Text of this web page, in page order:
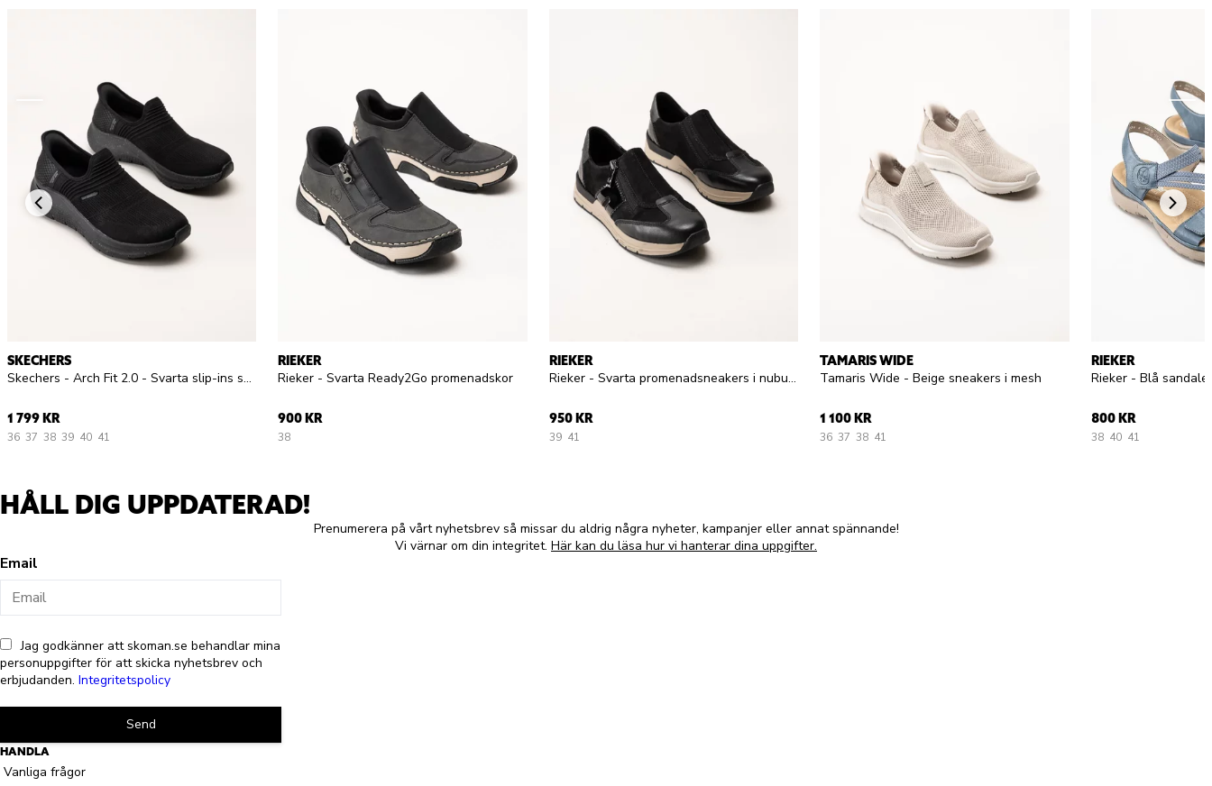
SKECHERS
Skechers - Arch Fit 2.0 - Svarta slip-ins sneakers
1 799 KR
36 37 38 39 40 41
RIEKER
Rieker - Svarta Ready2Go promenadskor
900 KR
38
RIEKER
Rieker - Svarta promenadsneakers i nubuck och skinn
950 KR
39 41
TAMARIS WIDE
Tamaris Wide - Beige sneakers i mesh
1 100 KR
36 37 38 41
RIEKER
Rieker - Blå
800 KR
38 40 41
HÅLL DIG UPPDATERAD!
Prenumerera på vårt nyhetsbrev så missar du aldrig några nyheter, kampanjer eller annat spännande!
Vi värnar om din integritet. Här kan du läsa hur vi hanterar dina uppgifter.
Email
Jag godkänner att skoman.se behandlar mina
personuppgifter för att skicka nyhetsbrev och
erbjudanden. Integritetspolicy
Send
HANDLA
Vanliga frågor